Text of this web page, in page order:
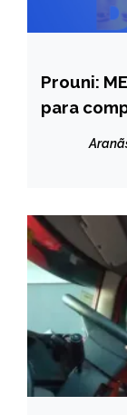
BRASIL
CAPELINHA
Prouni:
para